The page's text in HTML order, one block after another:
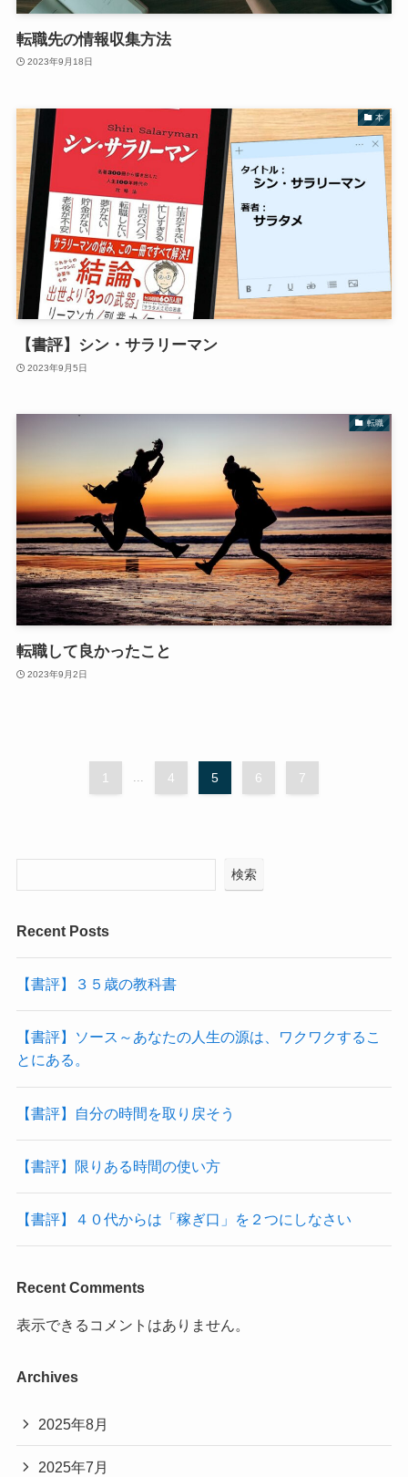
転職先の情報収集方法
2023年9月18日
本
【書評】シン・サラリーマン
2023年9月5日
転職
転職して良かったこと
2023年9月2日
1 ... 4 5 6 7
検索
Recent Posts
【書評】３５歳の教科書
【書評】ソース～あなたの人生の源は、ワクワクするこ
とにある。
【書評】自分の時間を取り戻そう
【書評】限りある時間の使い方
【書評】４０代からは「稼ぎ口」を２つにしなさい
Recent Comments
表示できるコメントはありません。
Archives
2025年8月
2025年7月